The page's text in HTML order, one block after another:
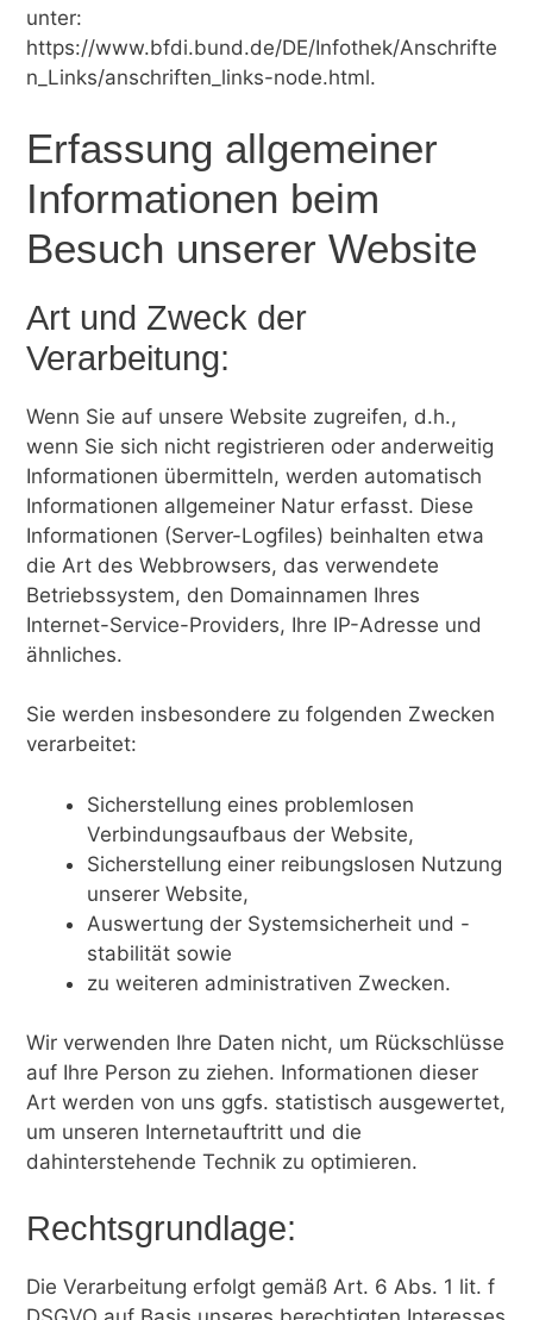
unter:
https://www.bfdi.bund.de/DE/Infothek/Anschrifte
n_Links/anschriften_links-node.html.
Erfassung allgemeiner
Informationen beim
Besuch unserer Website
Art und Zweck der
Verarbeitung:
Wenn Sie auf unsere Website zugreifen, d.h.,
wenn Sie sich nicht registrieren oder anderweitig
Informationen übermitteln, werden automatisch
Informationen allgemeiner Natur erfasst. Diese
Informationen (Server-Logfiles) beinhalten etwa
die Art des Webbrowsers, das verwendete
Betriebssystem, den Domainnamen Ihres
Internet-Service-Providers, Ihre IP-Adresse und
ähnliches.
Sie werden insbesondere zu folgenden Zwecken
verarbeitet:
Sicherstellung eines problemlosen
Verbindungsaufbaus der Website,
Sicherstellung einer reibungslosen Nutzung
unserer Website,
Auswertung der Systemsicherheit und -
stabilität sowie
zu weiteren administrativen Zwecken.
Wir verwenden Ihre Daten nicht, um Rückschlüsse
auf Ihre Person zu ziehen. Informationen dieser
Art werden von uns ggfs. statistisch ausgewertet,
um unseren Internetauftritt und die
dahinterstehende Technik zu optimieren.
Rechtsgrundlage:
Die Verarbeitung erfolgt gemäß Art. 6 Abs. 1 lit. f